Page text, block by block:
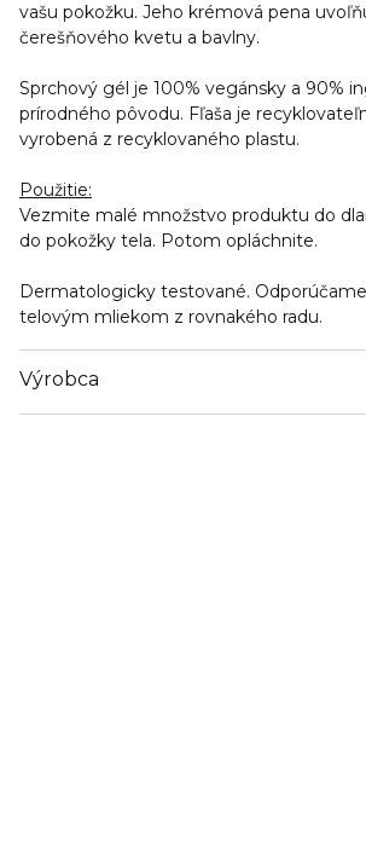
vašu pokožku. Jeho krémová pena
čerešňového kvetu a bavlny.
Sprchový gél je 100% vegánsky a 90%
prírodného pôvodu. Fľaša je
vyrobená z recyklovaného plastu.
Použitie:
Vezmite malé množstvo produktu do
do pokožky tela. Potom opláchnite.
Dermatologicky testované.
telovým mliekom z rovnakého radu.
Výrobca